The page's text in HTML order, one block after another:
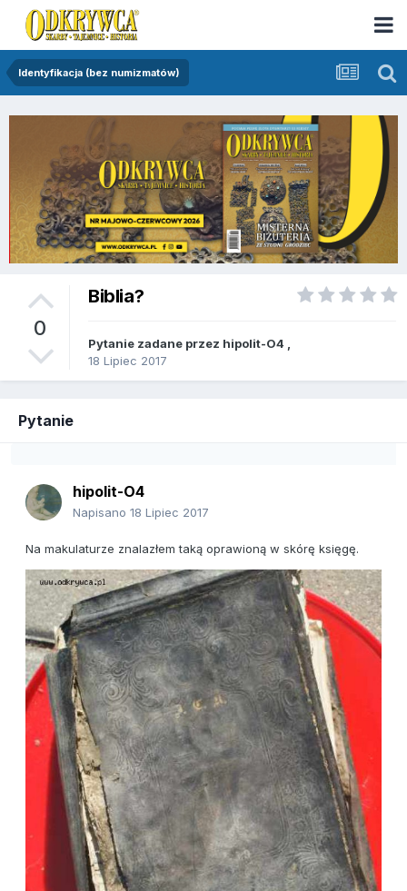
Identyfikacja (bez numizmatów)
0
Biblia?
Pytanie zadane przez hipolit-O4
18 Lipiec 2017
Pytanie
hipolit-O4
Napisano 18 Lipiec 2017
Na makulaturze znalazłem taką oprawioną w skórę księgę.